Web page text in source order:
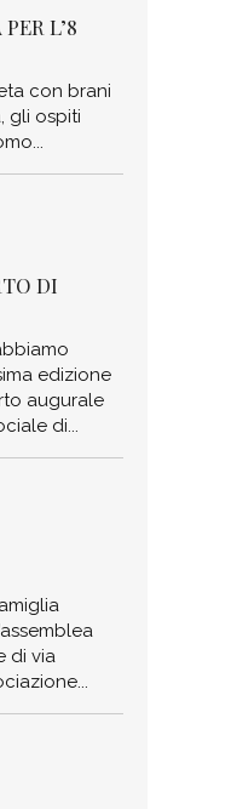
L’8
con brani
gli ospiti
DI
edizione
augurale
di
di via